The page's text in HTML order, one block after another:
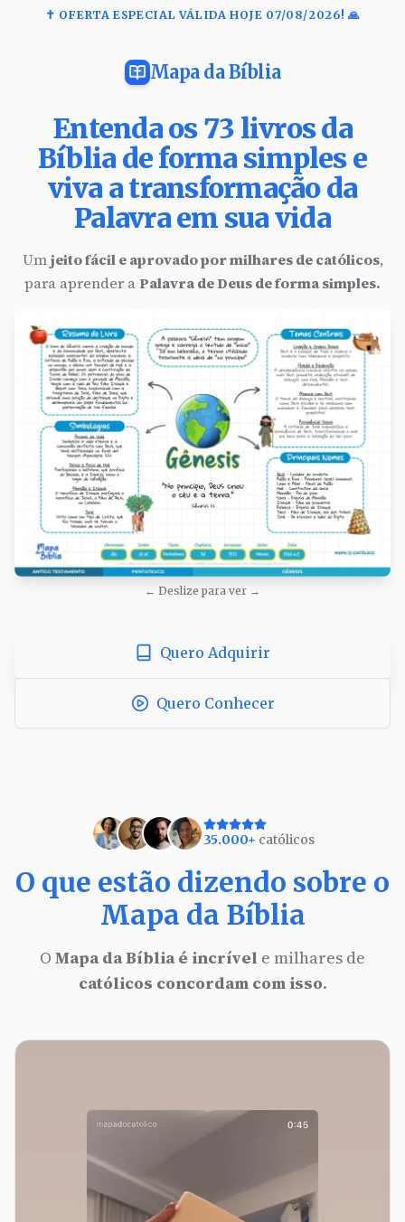
✝️ OFERTA ESPECIAL VÁLIDA HOJE 07/08/2026! 🙏
Mapa da Bíblia
Entenda os 73 livros da
Bíblia de forma simples e
viva a transformação da
Palavra em sua vida
Umjeito fácil e aprovado por milhares de católicos,
para aprender aPalavra de Deus de forma simples.
← Deslize para ver →
Quero Adquirir
Quero Conhecer
35.000+ católicos
O que estão dizendo sobre o
Mapa da Bíblia
O Mapa da Bíblia é incrível e milhares de
católicos concordam com isso.